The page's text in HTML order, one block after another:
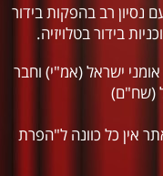
נסיון רב בהפקות בידור
בידור בטלויזיה.
ישראל (אמ"י) וחבר
(שח"ם)
אין כל כוונה ל"הפרת